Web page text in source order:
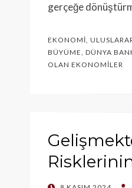
gerçeğe
EKONOMI,
BÜYÜME, DÜNYA
OLAN EKONOMILER
Risklerinin